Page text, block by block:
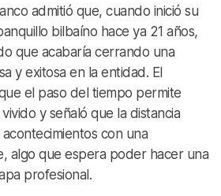
admitió que, cuando inició su
bilbaíno hace ya 21 años,
que acabaría cerrando una
y exitosa en la entidad. El
el paso del tiempo permite
y señaló que la distancia
con una
algo que espera poder hacer una
profesional.